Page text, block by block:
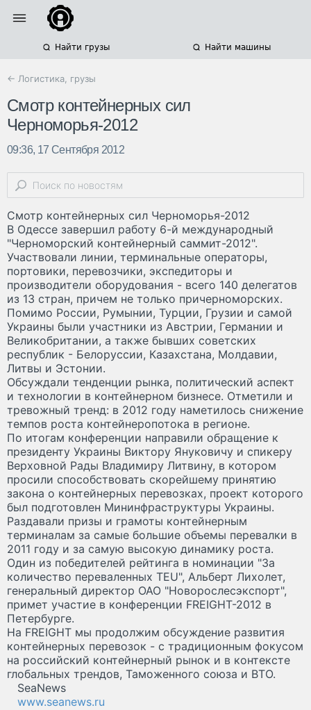
Найти грузы Найти машины
← Логистика, грузы
Смотр контейнерных сил
Черноморья-2012
09:36, 17 Сентября 2012
Смотр контейнерных сил Черноморья-2012
В Одессе завершил работу 6-й международный
"Черноморский контейнерный саммит-2012".
Участвовали линии, терминальные операторы,
портовики, перевозчики, экспедиторы и
производители оборудования - всего 140 делегатов
из 13 стран, причем не только причерноморских.
Помимо России, Румынии, Турции, Грузии и самой
Украины были участники из Австрии, Германии и
Великобритании, а также бывших советских
республик - Белоруссии, Казахстана, Молдавии,
Литвы и Эстонии.
Обсуждали тенденции рынка, политический аспект
и технологии в контейнерном бизнесе. Отметили и
тревожный тренд: в 2012 году наметилось снижение
темпов роста контейнеропотока в регионе.
По итогам конференции направили обращение к
президенту Украины Виктору Януковичу и спикеру
Верховной Рады Владимиру Литвину, в котором
просили способствовать скорейшему принятию
закона о контейнерных перевозках, проект которого
был подготовлен Мининфраструктуры Украины.
Раздавали призы и грамоты контейнерным
терминалам за самые большие объемы перевалки в
2011 году и за самую высокую динамику роста.
Один из победителей рейтинга в номинации "За
количество переваленных TEU", Альберт Лихолет,
генеральный директор ОАО "Новорослесэкспорт",
примет участие в конференции FREIGHT-2012 в
Петербурге.
На FREIGHT мы продолжим обсуждение развития
контейнерных перевозок - с традиционным фокусом
на российский контейнерный рынок и в контексте
глобальных трендов, Таможенного союза и ВТО.
SeaNews
www.seanews.ru